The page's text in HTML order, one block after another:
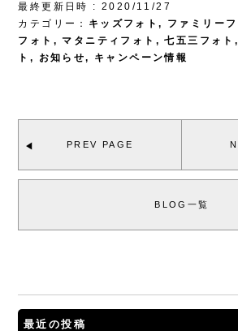
最終更新日時 : 2020/11/27
カテゴリー： キッズフォト, ファミリー
フォト , マタニティフォト ,七五三フォト ,
ト , お知らせ, キャンペーン情報
PREV PAGE
BLOG一覧
最近の投稿